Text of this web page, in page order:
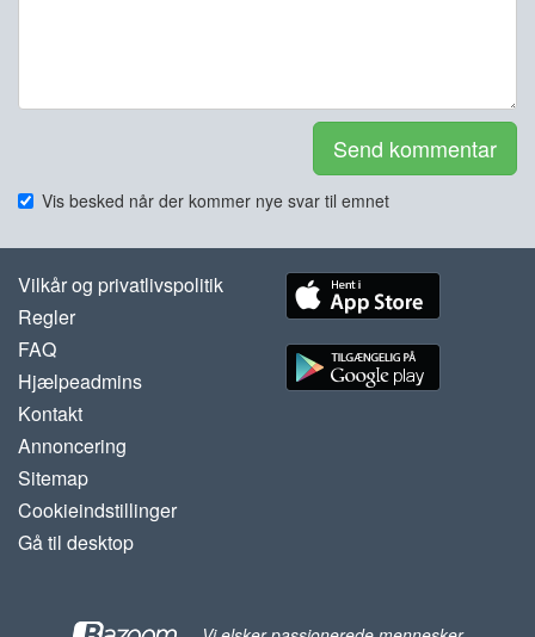
Send kommentar
Vis besked når der kommer nye svar til emnet
Vilkår og privatlivspolitik
Regler
FAQ
Hjælpeadmins
Kontakt
Annoncering
Sitemap
Cookieindstillinger
Gå til desktop